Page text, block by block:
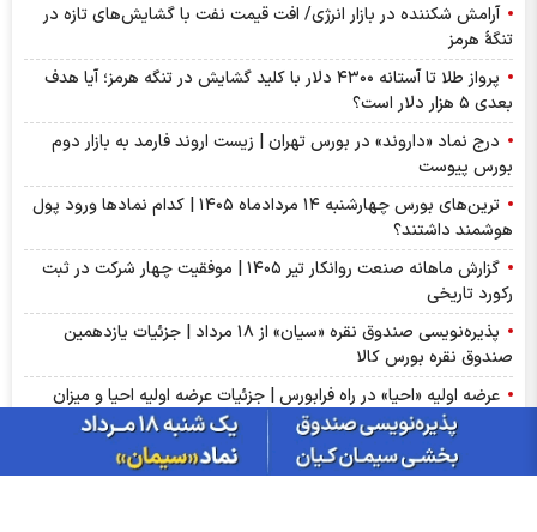
آرامش شکننده در بازار انرژی/ افت قیمت نفت با گشایش‌های تازه در
تنگۀ هرمز
پرواز طلا تا آستانه ۴۳۰۰ دلار با کلید گشایش در تنگه هرمز؛ آیا هدف
بعدی ۵ هزار دلار است؟
درج نماد «داروند» در بورس تهران | زیست اروند فارمد به بازار دوم
بورس پیوست
ترین‌های بورس چهارشنبه ۱۴ مردادماه ۱۴۰۵ | کدام نماد‌ها ورود پول
هوشمند داشتند؟
گزارش ماهانه صنعت روانکار تیر ۱۴۰۵ | موفقیت چهار شرکت در ثبت
رکورد تاریخی
پذیره‌نویسی صندوق نقره «سیان» از ۱۸ مرداد | جزئیات یازدهمین
صندوق نقره بورس کالا
عرضه اولیه «احیا» در راه فرابورس | جزئیات عرضه اولیه احیا و میزان
نقدینگی مورد نیاز
گزارش ماهانه سنگ آهن تیر ۱۴۰۵ | کگهر؛ ستاره بی‌رقیب صنعت